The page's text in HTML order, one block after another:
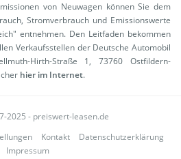
von Neuwagen können Sie dem
Stromverbrauch und Emissionswerte
entnehmen. Den Leitfaden bekommen
Verkaufsstellen der Deutsche Automobil
Hirth-Straße 1, 73760 Ostfildern-
hier im Internet.
2025 - preiswert-leasen.de
Kontakt
Datenschutzerklärung
Impressum